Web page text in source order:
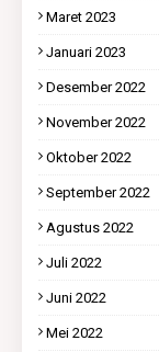
Maret 2023
Januari 2023
Desember 2022
November 2022
Oktober 2022
September 2022
Agustus 2022
Juli 2022
Juni 2022
Mei 2022